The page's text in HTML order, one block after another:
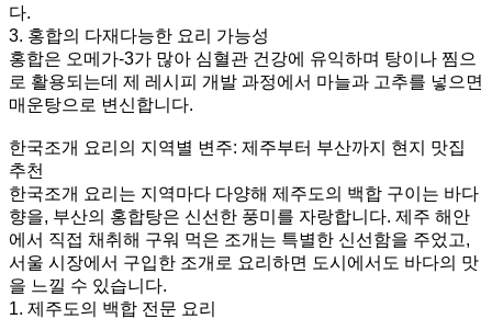
다.
3. 홍합의 다재다능한 요리 가능성
홍합은 오메가-3가 많아 심혈관 건강에 유익하며 탕이나 찜으
로 활용되는데 제 레시피 개발 과정에서 마늘과 고추를 넣으면
매운탕으로 변신합니다.
한국조개 요리의 지역별 변주: 제주부터 부산까지 현지 맛집
추천
한국조개 요리는 지역마다 다양해 제주도의 백합 구이는 바다
향을, 부산의 홍합탕은 신선한 풍미를 자랑합니다. 제주 해안
에서 직접 채취해 구워 먹은 조개는 특별한 신선함을 주었고,
서울 시장에서 구입한 조개로 요리하면 도시에서도 바다의 맛
을 느낄 수 있습니다.
1. 제주도의 백합 전문 요리